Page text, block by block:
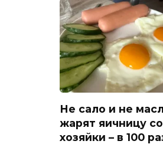
Не сало и не
жарят яичницу
хозяйки – в 100